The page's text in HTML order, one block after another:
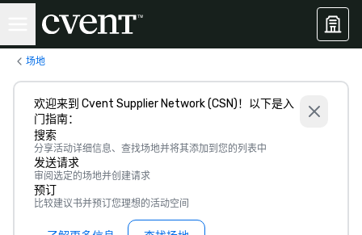
场地
欢迎来到 Cvent Supplier Network (CSN)！以下是入
门指南：
搜索
分享活动详细信息、查找场地并将其添加到您的列表中
发送请求
审阅选定的场地并创建请求
预订
比较建议书并预订您理想的活动空间